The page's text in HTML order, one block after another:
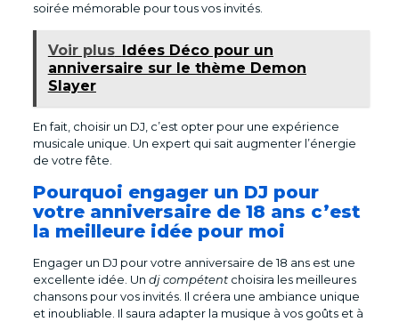
soirée mémorable pour tous vos invités.
Voir plus
Idées Déco pour un
anniversaire sur le thème Demon
Slayer
En fait, choisir un DJ, c’est opter pour une expérience
musicale unique. Un expert qui sait augmenter l’énergie
de votre fête.
Pourquoi engager un DJ pour
votre anniversaire de 18 ans c’est
la meilleure idée pour moi
Engager un DJ pour votre anniversaire de 18 ans est une
excellente idée. Un dj compétentchoisira les meilleures
chansons pour vos invités. Il créera une ambiance unique
et inoubliable. Il saura adapter la musique à vos goûts et à